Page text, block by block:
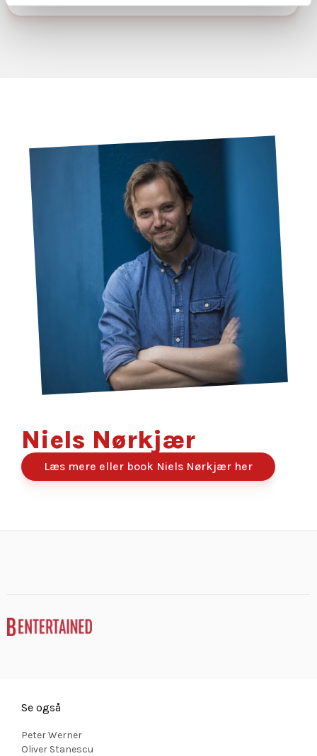
Niels Nørkjær
Læs mere eller book Niels Nørkjær her
Se også
Peter Werner
Oliver Stanescu